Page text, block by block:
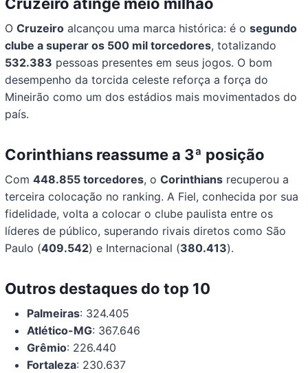
Cruzeiro atinge meio milhão
OCruzeiro alcançou uma marca histórica: é osegundo
clube a superar os 500 mil torcedores, totalizando
532.383 pessoas presentes em seus jogos. O bom
desempenho da torcida celeste reforça a força do
Mineirão como um dos estádios mais movimentados do
país.
Corinthians reassume a 3ª posição
Com448.855 torcedores, oCorinthians recuperou a
terceira colocação no ranking. A Fiel, conhecida por sua
fidelidade, volta a colocar o clube paulista entre os
líderes de público, superando rivais diretos como São
Paulo (409.542) e Internacional (380.413).
Outros destaques do top 10
Palmeiras: 324.405
Atlético-MG: 367.646
Grêmio: 226.440
Fortaleza: 230.637